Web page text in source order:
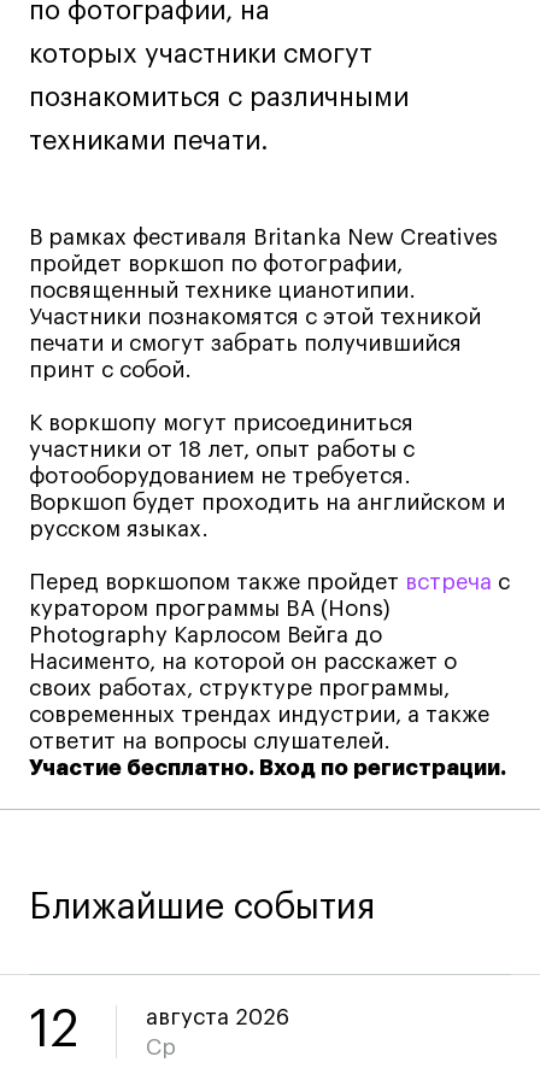
Навыки предпринимателя и управленца
Онлайн
Маркетинг и генерация лидов
Очно + онлайн
Все программы
Техникум
Специалист кино- и медиапродакшена
Графический дизайнер
Цифровой маркетолог
Технолог-конструктор одежды
Все программы
Для школьников
Интенсивы
Среднесрочные
О школе
Новости
События
Блог
по фотографии, на
которых участники смогут
познакомиться с различными
техниками печати.
В рамках фестиваля Britanka New Creatives
пройдет воркшоп по фотографии,
посвященный технике цианотипии.
Участники познакомятся с этой техникой
печати и смогут забрать получившийся
принт с собой.
К воркшопу могут присоединиться
участники от 18 лет, опыт работы с
фотооборудованием не требуется.
Воркшоп будет проходить на английском и
русском языках.
Перед воркшопом также пройдет встреча с
куратором программы BA (Hons)
Photography Карлосом Вейга до
Насименто, на которой он расскажет о
своих работах, структуре программы,
современных трендах индустрии, а также
ответит на вопросы слушателей.
Участие бесплатно. Вход по регистрации.
Ближайшие события
12
августа 2026
Ср